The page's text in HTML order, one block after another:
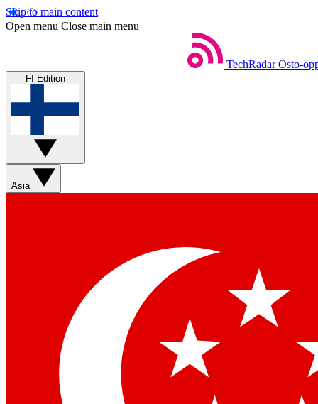
Skip to main content
Open menu Close main menu
TechRadar Osto-
FI Edition
Asia